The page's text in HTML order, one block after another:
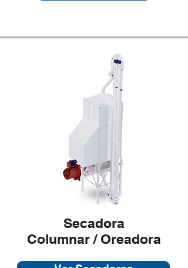
Secadora
Columnar / Oreadora